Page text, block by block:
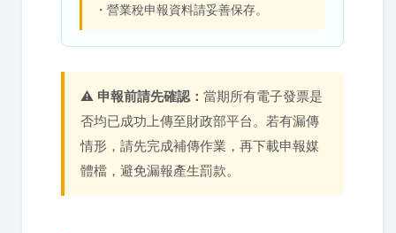
・營業稅申報資料請妥善保存。
⚠️ 申報前請先確認： 當期所有電子發票是
否均已成功上傳至財政部平台。若有漏傳
情形，請先完成補傳作業，再下載申報媒
體檔，避免漏報產生罰款。